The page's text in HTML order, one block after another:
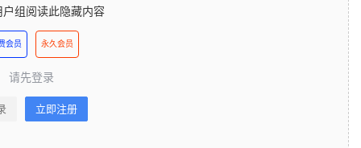
户组阅读此隐藏内容
会员 永久会员
请先登录
立即注册